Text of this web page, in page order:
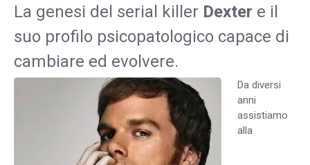
La genesi del serial killer Dexter e il
suo profilo psicopatologico capace di
cambiare ed evolvere.
Da diversi
anni
assistiamo
alla